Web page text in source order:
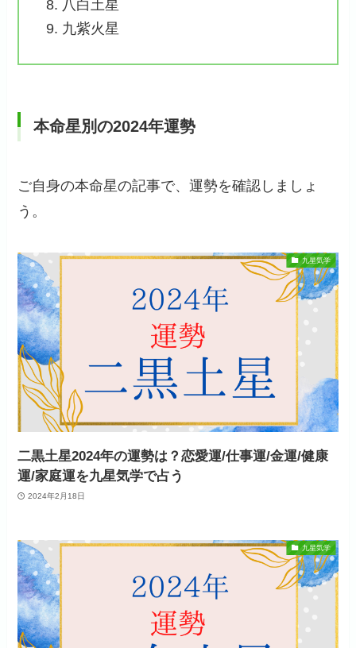
八白土星
九紫火星
本命星別の2024年運勢
ご自身の本命星の記事で、運勢を確認しましょ
う。
九星気学
二黒土星2024年の運勢は？恋愛運/仕事運/金運/健康
運/家庭運を九星気学で占う
2024年2月18日
九星気学